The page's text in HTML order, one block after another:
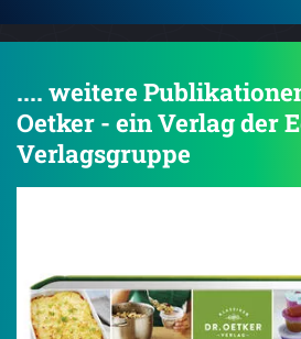
.... weitere
Oetker - ein Verlag der
Verlagsgruppe